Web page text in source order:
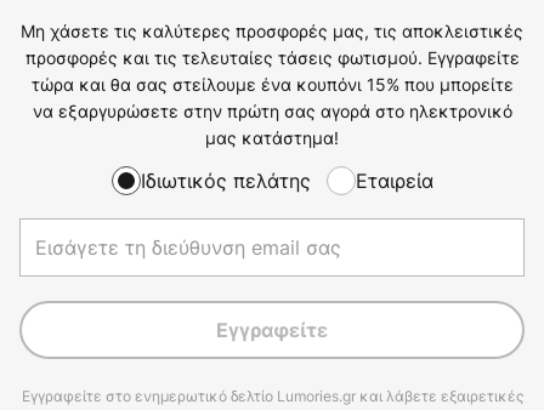
Μη χάσετε τις καλύτερες προσφορές μας, τις αποκλειστικές
προσφορές και τις τελευταίες τάσεις φωτισμού. Εγγραφείτε
τώρα και θα σας στείλουμε ένα κουπόνι 15% που μπορείτε
να εξαργυρώσετε στην πρώτη σας αγορά στο ηλεκτρονικό
μας κατάστημα!
Ιδιωτικός πελάτης Εταιρεία
Εγγραφείτε
Εγγραφείτε στο ενημερωτικό δελτίο Lumories.gr και λάβετε εξαιρετικές